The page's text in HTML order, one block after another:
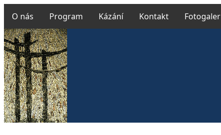
O nás Program Kázání Kontakt